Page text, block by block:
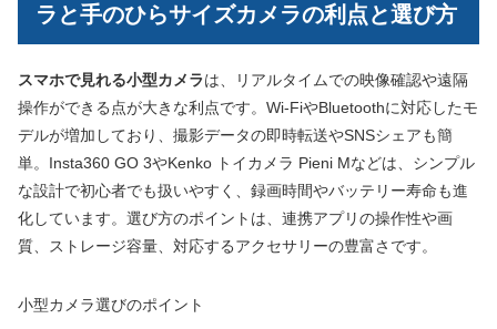
ラと手のひらサイズカメラの利点と選び方
スマホで見れる小型カメラは、リアルタイムでの映像確認や遠隔
操作ができる点が大きな利点です。Wi-FiやBluetoothに対応したモ
デルが増加しており、撮影データの即時転送やSNSシェアも簡
単。Insta360 GO 3やKenko トイカメラ Pieni Mなどは、シンプル
な設計で初心者でも扱いやすく、録画時間やバッテリー寿命も進
化しています。選び方のポイントは、連携アプリの操作性や画
質、ストレージ容量、対応するアクセサリーの豊富さです。
小型カメラ選びのポイント